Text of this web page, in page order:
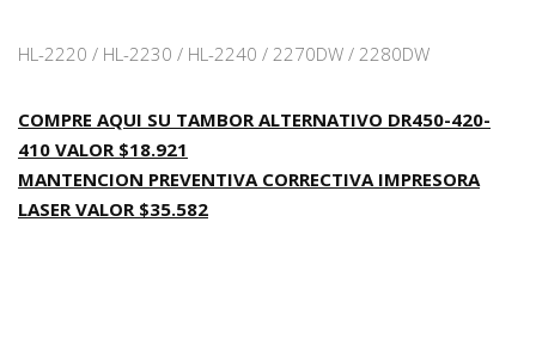
HL-2220 / HL-2230 / HL-2240 / 2270DW / 2280DW
COMPRE AQUI SU TAMBOR ALTERNATIVO DR450-420-
410 VALOR $18.921
MANTENCION PREVENTIVA CORRECTIVA IMPRESORA
LASER VALOR $35.582